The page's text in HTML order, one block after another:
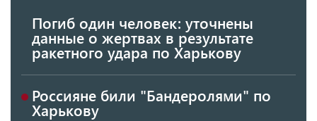
Погиб один человек: уточнены
данные о жертвах в результате
ракетного удара по Харькову
Россияне били "Бандеролями" по
Харькову